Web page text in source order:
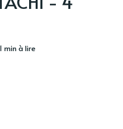
min à lire